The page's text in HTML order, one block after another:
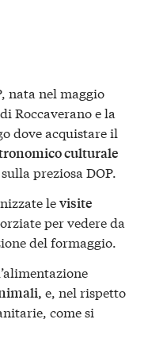
nata nel maggio
Roccaverano e la
dove acquistare il
culturale
preziosa DOP.
levisite
per vedere da
del formaggio.
e, nel rispetto
come si